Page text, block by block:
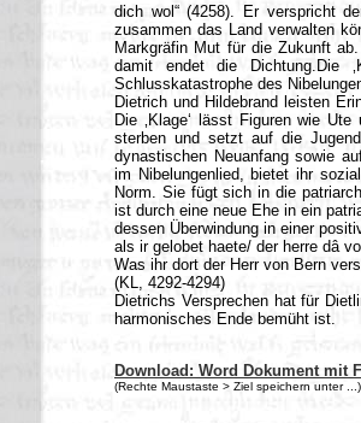
dich wol“ (4258). Er verspricht
zusammen das Land verwalten
Markgräfin Mut für die Zukunft
damit endet die Dichtung.Die
Schlusskatastrophe des
Dietrich und Hildebrand leisten
Die ‚Klage‘ lässt Figuren wie
sterben und setzt auf die
dynastischen Neuanfang sowie
im Nibelungenlied, bietet ihr
Norm. Sie fügt sich in die
ist durch eine neue Ehe in ein
dessen Überwindung in einer
als ir gelobet haete/ der herre dâ
Was ihr dort der Herr von Bern
(KL, 4292-4294)
Dietrichs Versprechen hat für
harmonisches Ende bemüht ist.
Download: Word Dokument mit
(Rechte Maustaste > Ziel speichern unter ...)